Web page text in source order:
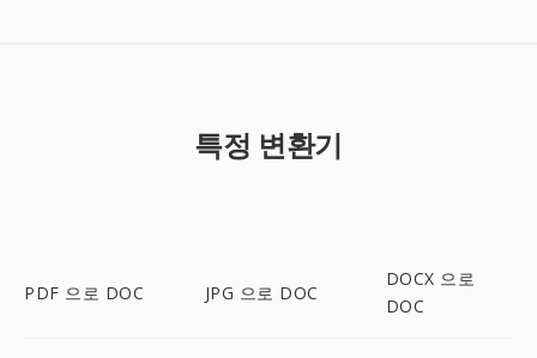
특정 변환기
PDF 으로 DOC JPG 으로 DOC
DOCX 으로
DOC